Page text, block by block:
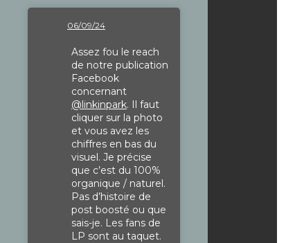
06/09/24
Assez fou le reach
de notre publication
Facebook
concernant
@linkinpark. Il faut
cliquer sur la photo
et vous avez les
chiffres en bas du
visuel. Je précise
que c’est du 100%
organique / naturel.
Pas d’histoire de
post boosté ou que
sais-je. Les fans de
LP sont au taquet.